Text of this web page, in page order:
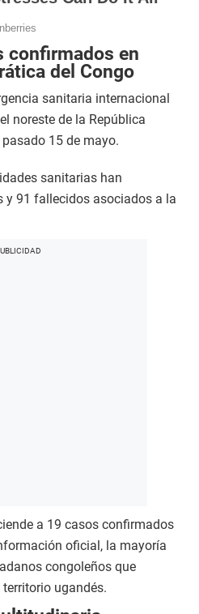
confirmados en
del Congo
sanitaria internacional
noreste de la República
15 de mayo.
sanitarias han
91 fallecidos asociados a la
a 19 casos confirmados
oficial, la mayoría
congoleños que
ugandés.